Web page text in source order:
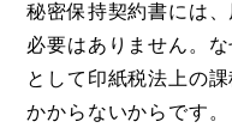
秘密保持契約書には
必要はありません。
として印紙税法上の
かからないからです。